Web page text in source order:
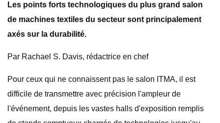
Les points forts technologiques du plus grand salon
de machines textiles du secteur sont principalement
axés sur la durabilité.
Par Rachael S. Davis, rédactrice en chef
Pour ceux qui ne connaissent pas le salon ITMA, il est
difficile de transmettre avec précision l'ampleur de
l'événement, depuis les vastes halls d'exposition remplis